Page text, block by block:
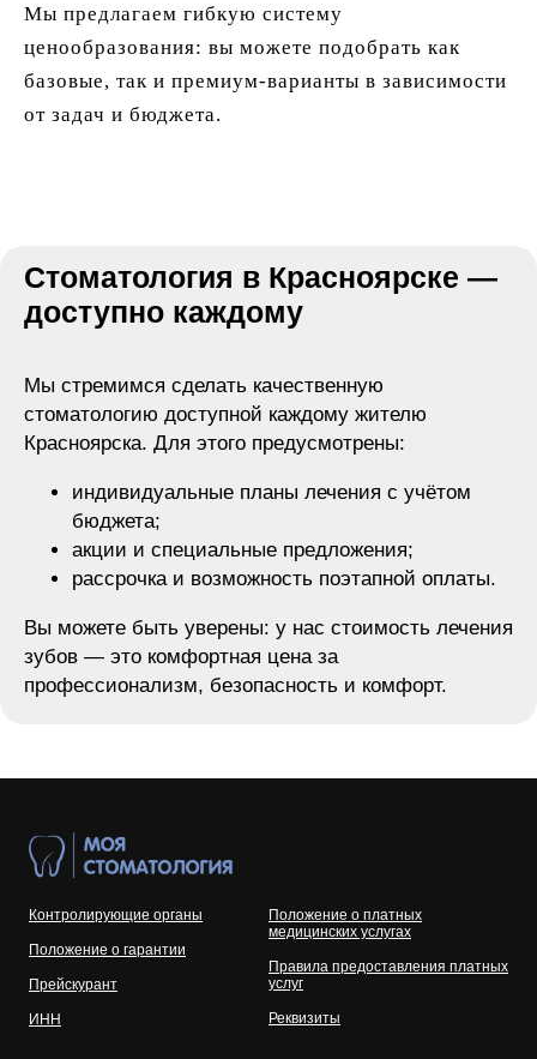
Мы предлагаем гибкую систему
ценообразования: вы можете подобрать как
базовые, так и премиум-варианты в зависимости
от задач и бюджета.
Стоматология в Красноярске —
доступно каждому
Мы стремимся сделать качественную
стоматологию доступной каждому жителю
Красноярска. Для этого предусмотрены:
индивидуальные планы лечения с учётом
бюджета;
акции и специальные предложения;
рассрочка и возможность поэтапной оплаты.
Вы можете быть уверены: у нас стоимость лечения
зубов — это комфортная цена за
профессионализм, безопасность и комфорт.
Контролирующие органы
Положение о гарантии
Прейскурант
ИНН
Положение о платных
медицинских услугах
Правила предоставления платных
услуг
Реквизиты